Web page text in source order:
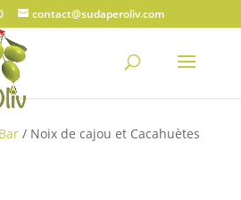
contact@sudaperoliv.com
/ Noix de cajou et Cacahuètes